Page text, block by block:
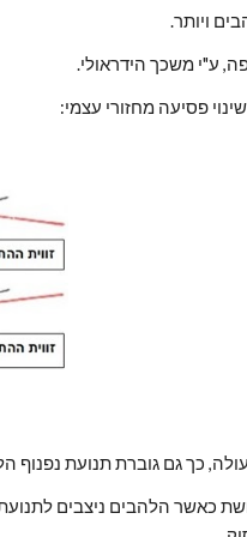
ע"י משכך הידראולי.
פסיעה מחזורי עצמי:
כך גם גוברת תנועת נפנוף